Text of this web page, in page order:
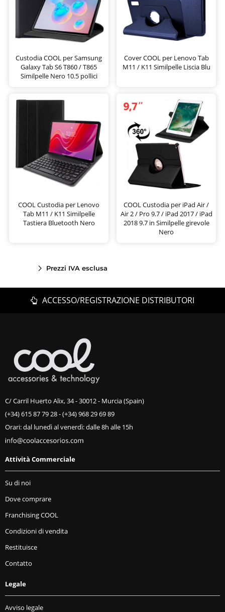
Custodia COOL per Samsung
Galaxy Tab S6 T860 / T865
Similpelle Nero 10.5 pollici
Cover COOL per Lenovo Tab
M11 / K11 Similpelle Liscia Blu
COOL Custodia per Lenovo
Tab M11 / K11 Similpelle
Tastiera Bluetooth Nero
COOL Custodia per iPad Air /
Air 2 / Pro 9.7 / iPad 2017 / iPad
2018 9.7 in Similpelle girevole
Nero
Prezzi IVA esclusa
ACCESSO/REGISTRAZIONE DISTRIBUTORI
C/ Carril Huerto Alix, 34 - 30012 - Murcia (Spain)
(+34) 615 87 79 28-(+34) 968 29 69 89
Orari: dal lunedì al venerdì: dalle 8h alle 15h
Attività Commerciale
Su di noi
Dove comprare
Franchising COOL
Condizioni di vendita
Restituisce
Contatto
Legale
Avviso legale